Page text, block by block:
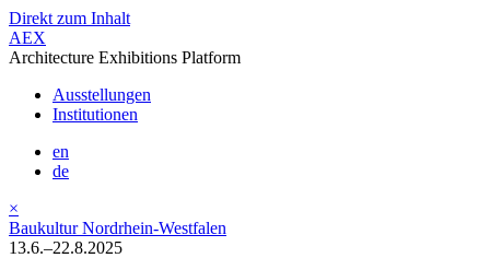
Direkt zum Inhalt
AEX
Architecture Exhibitions Platform
Ausstellungen
Institutionen
en
de
×
Baukultur Nordrhein-Westfalen
13.6.–22.8.2025